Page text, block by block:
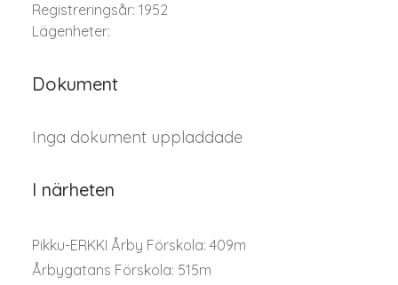
Registreringsår: 1952
Lägenheter:
Dokument
Inga dokument uppladdade
I närheten
Pikku-ERKKI Årby Förskola: 409m
Årbygatans Förskola: 515m